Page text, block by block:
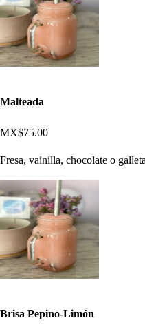
Malteada
MX$75.00
Fresa, vainilla, chocolate o
Brisa Pepino-Limón